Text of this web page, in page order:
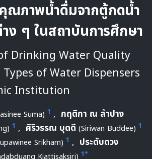
คุณภาพน้ำดื่มจากตู้กดน้ำ
ง ๆ ในสถาบันการศึกษา
Drinking Water Quality
of Water Dispensers
Institution
Suma) 1 , กฤติกา ณ ลำปาง
1 , ศิริวรรณ บุดดี (Siriwan Buddee) 1
Srikham) 1 , ประดับดวง
1*